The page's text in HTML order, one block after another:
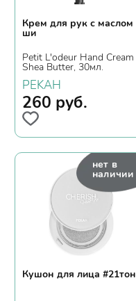
Крем для рук с маслом
ши
Petit L'odeur Hand Cream
Shea Butter, 30мл.
PEKAH
260 руб.
нет в
наличии
Кушон для лица #21тон